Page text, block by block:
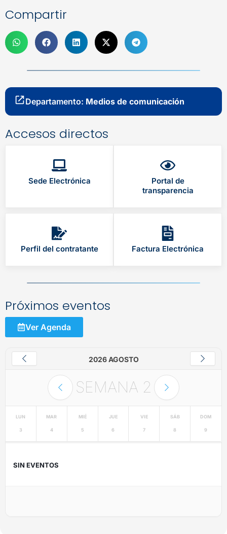
Compartir
Departamento: Medios de comunicación
Accesos directos
Sede Electrónica
Portal de
transparencia
Perfil del contratante Factura Electrónica
Próximos eventos
Ver Agenda
2026 AGOSTO
SEMANA 2
LUN
3
MAR
4
MIÉ
5
JUE
6
VIE
7
SÁB
8
DOM
9
SIN EVENTOS